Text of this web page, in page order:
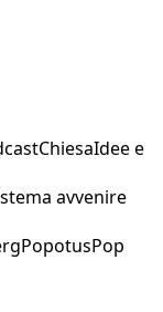
ChiesaIdee e
avvenire
PopotusPop